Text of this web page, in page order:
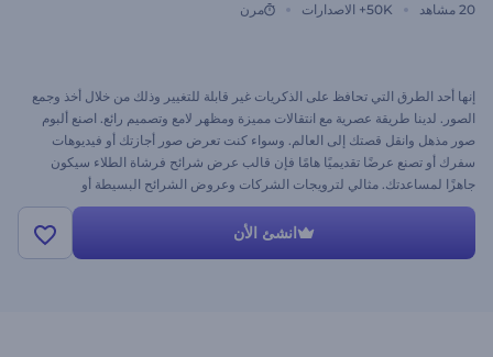
20 مشاهد 50K+ الاصدارات مرن
إنها أحد الطرق التي تحافظ على الذكريات غير قابلة للتغيير وذلك من خلال أخذ وجمع
الصور. لدينا طريقة عصرية مع انتقالات مميزة ومظهر لامع وتصميم رائع. اصنع ألبوم
صور مذهل وانقل قصتك إلى العالم. وسواء كنت تعرض صور أجازتك أو فيديوهات
سفرك أو تصنع عرضًا تقديميًا هامًا فإن قالب عرض شرائح فرشاة الطلاء سيكون
جاهزًا لمساعدتك. مثالي لترويجات الشركات وعروض الشرائح البسيطة أو
الاحترافية أو العروض الملهمة أو العرض التقديمي عن الموضة والكثير. ارفع ملفات
الوسائط الخاصة بك: إنها طريقة سهلة الإستخدام لفيديوهاتك المبدعة! وكل ذلك مجانًا
كالعادة.
انشئ الأن